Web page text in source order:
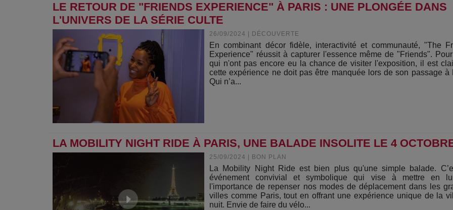
LE RETOUR DE "FRIENDS EXPERIENCE" À PARIS : UNE PLONGÉE DANS
L'UNIVERS DE LA SÉRIE CULTE
26/09/2024 DÉCOUVERTE
En combinant décor fidèle, interactivité et communauté, "The
Experience" réussit à capturer l'essence même de "Friends".
qui n'ont pas encore eu la chance de visiter l'exposition, il est
cette expérience ne doit pas être manquée lors de son passage à
Qui n’a...
LA MOBILITY NIGHT RIDE À PARIS, UNE BALADE INSOLITE LE 4
25/09/2024 BON PLAN
La Mobility Night Ride est bien plus qu'une simple balade.
événement convivial et symbolique qui vise à mettre en
l'importance de repenser nos modes de déplacement dans les
villes comme Paris, tout en offrant une expérience unique de la
nuit. Envie de faire du vélo...